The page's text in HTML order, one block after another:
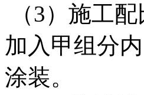
（3）施工
加入甲组分
涂装。